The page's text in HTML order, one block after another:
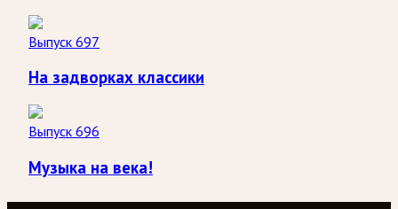
Выпуск 697
На задворках классики
Выпуск 696
Музыка на века!